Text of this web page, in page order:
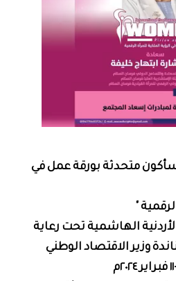
متحدثة بورقة عمل في
"
الهاشمية تحت رعاية
وزير الاقتصاد الوطني